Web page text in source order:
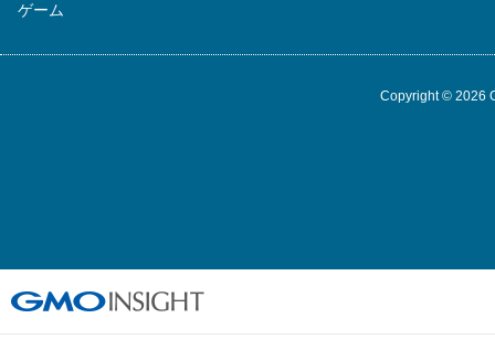
ゲーム
Copyright © 2026